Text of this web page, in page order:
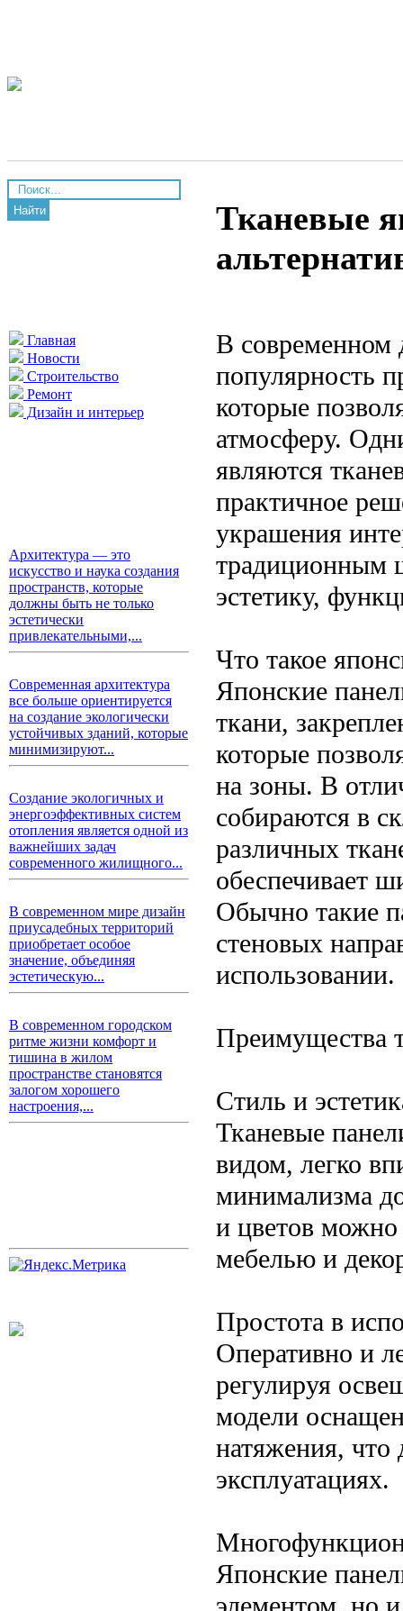
Найти
Главная
Новости
Строительство
Ремонт
Дизайн и интерьер
Архитектура — это
искусство и наука создания
пространств, которые
должны быть не только
эстетически
привлекательными,...
Современная архитектура
все больше ориентируется
на создание экологически
устойчивых зданий, которые
минимизируют...
Создание экологичных и
энергоэффективных систем
отопления является одной из
важнейших задач
современного жилищного...
В современном мире дизайн
приусадебных территорий
приобретает особое
значение, объединяя
эстетическую...
В современном городском
ритме жизни комфорт и
тишина в жилом
пространстве становятся
залогом хорошего
настроения,...
Тканевые
В современном
популярность
которые
атмосферу.
являются
практичное
украшения
традиционным
эстетику,
Что такое
Японские
ткани,
которые
на зоны. В
собираются в
различных
обеспечивает
Обычно такие
стеновых
использовании.
Преимущества
Стиль и
Тканевые
видом, легко
минимализма
и цветов
мебелью и
Простота в
Оперативно и
регулируя
модели
натяжения, что
эксплуатациях.
Японские